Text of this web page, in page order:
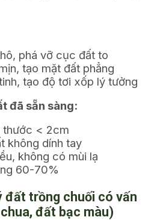
phá vỡ cục đất to
tạo mặt đất phẳng
tạo độ tơi xốp lý tưởng
đã sẵn sàng:
thước < 2cm
không dính tay
không có mùi lạ
60-70%
đất trồng chuối có vấn
đất bạc màu)